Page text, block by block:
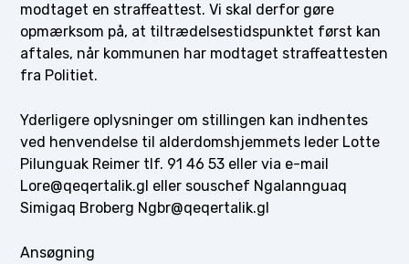
modtaget en straffeattest. Vi skal derfor gøre
opmærksom på, at tiltrædelsestidspunktet først kan
aftales, når kommunen har modtaget straffeattesten
fra Politiet.
Yderligere oplysninger om stillingen kan indhentes
ved henvendelse til alderdomshjemmets leder Lotte
Pilunguak Reimer tlf. 91 46 53 eller via e-mail
Lore@qeqertalik.gl eller souschef Ngalannguaq
Simigaq Broberg Ngbr@qeqertalik.gl
Ansøgning